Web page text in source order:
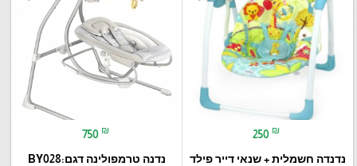
250 ₪
נדנדה חשמלית + שנאי דייר פילד
750 ₪
נדנה טרמפולינה דגם:BY028